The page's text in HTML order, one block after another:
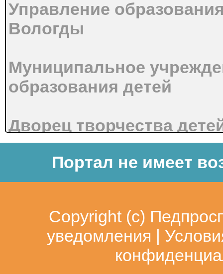
Управление
Вологды
Муниципальное
образования детей
Дворец творчества
Дополнительная
ансамбль»
Портал не имеет
Copyright (c)
уведомления |